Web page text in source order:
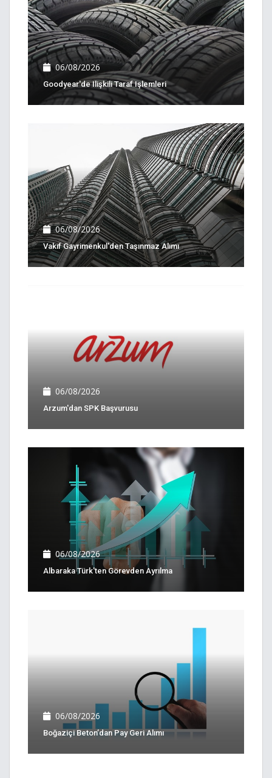
06/08/2026
Goodyear'de Ilişkili Taraf Işlemleri
06/08/2026
Vakıf Gayrimenkul'den Taşınmaz Alımı
06/08/2026
Arzum'dan SPK Başvurusu
06/08/2026
Albaraka Türk'ten Görevden Ayrılma
06/08/2026
Boğaziçi Beton’dan Pay Geri Alımı